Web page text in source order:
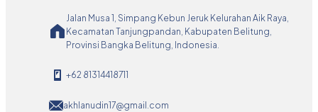
Jalan Musa 1, Simpang Kebun Jeruk Kelurahan Aik Raya,
Kecamatan Tanjungpandan, Kabupaten Belitung,
Provinsi Bangka Belitung, Indonesia.
+62 81314418711
akhlanudin17@gmail.com